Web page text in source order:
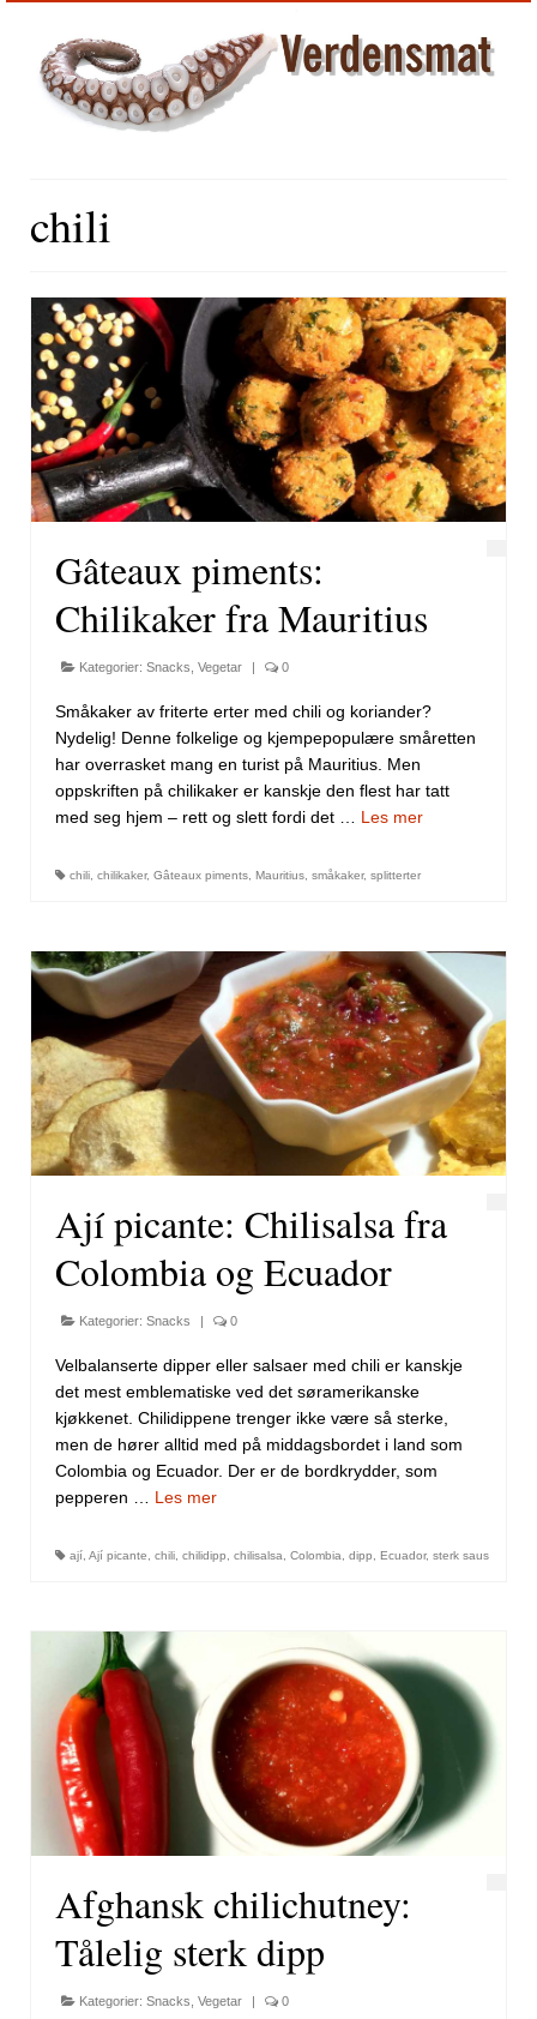
chili
Gâteaux piments:
Chilikaker fra Mauritius
Kategorier: Snacks Vegetar | 0
Småkaker av friterte erter med chili og koriander?
Nydelig! Denne folkelige og kjempepopulære småretten
har overrasket mang en turist på Mauritius. Men
oppskriften på chilikaker er kanskje den flest har tatt
med seg hjem – rett og slett fordi det … Les mer
chili chilikaker, Gâteaux piments Mauritius småkaker, splitterter
Ají picante: Chilisalsa fra
Colombia og Ecuador
Kategorier: Snacks | 0
Velbalanserte dipper eller salsaer med chili er kanskje
det mest emblematiske ved det søramerikanske
kjøkkenet. Chilidippene trenger ikke være så sterke,
men de hører alltid med på middagsbordet i land som
Colombia og Ecuador. Der er de bordkrydder, som
pepperen … Les mer
ají Ají picante chili chilidipp chilisalsa Colombia dipp Ecuador, sterk saus
Afghansk chilichutney:
Tålelig sterk dipp
Kategorier: Snacks Vegetar 0